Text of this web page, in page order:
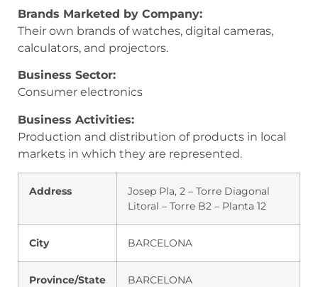
Brands Marketed by Company:
Their own brands of watches, digital cameras,
calculators, and projectors.
Business Sector:
Consumer electronics
Business Activities:
Production and distribution of products in local
markets in which they are represented.
Address
Josep Pla, 2 – Torre Diagonal
Litoral – Torre B2 – Planta 12
City BARCELONA
Province/State BARCELONA